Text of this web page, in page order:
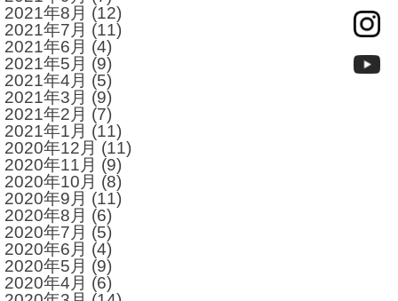
2021年8月 (12)
2021年7月 (11)
2021年6月 (4)
2021年5月 (9)
2021年4月 (5)
2021年3月 (9)
2021年2月 (7)
2021年1月 (11)
2020年12月 (11)
2020年11月 (9)
2020年10月 (8)
2020年9月 (11)
2020年8月 (6)
2020年7月 (5)
2020年6月 (4)
2020年5月 (9)
2020年4月 (6)